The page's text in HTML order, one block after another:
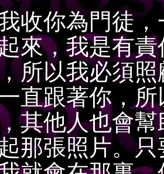
為門徒，
來，我是有
所以我必須
直跟著你，
其他人也會
那張照片。